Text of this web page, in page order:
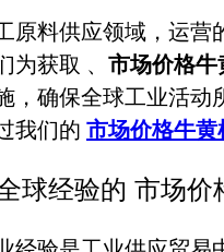
原料供应领域，运营
为获取 、 市场价格
，确保全球工业活
我们的 市场价格牛黄
球经验的 市场价